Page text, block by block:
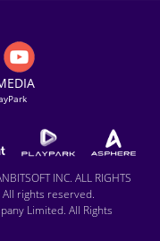
INC. ALL RIGHTS
All rights reserved.
Limited. All Rights